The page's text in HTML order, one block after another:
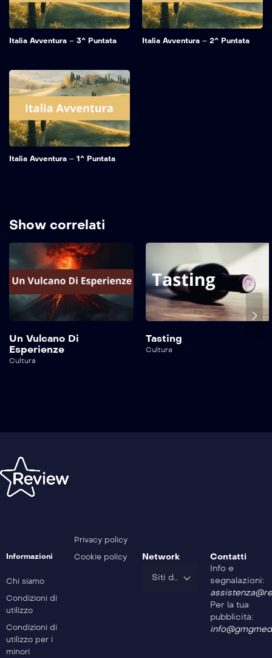
Italia Avventura – 3^ Puntata Italia Avventura – 2^ Puntata
Italia Avventura – 1^ Puntata
Show correlati
Un Vulcano Di
Esperienze
Cultura
Tasting
Cultura
Informazioni
Chi siamo
Condizioni di
utilizzo
Condizioni di
utilizzo per i
minori
Privacy policy
Cookie policy
Network
Siti del Gruppo
Contatti
Info e
segnalazioni:
Per la tua
pubblicità: